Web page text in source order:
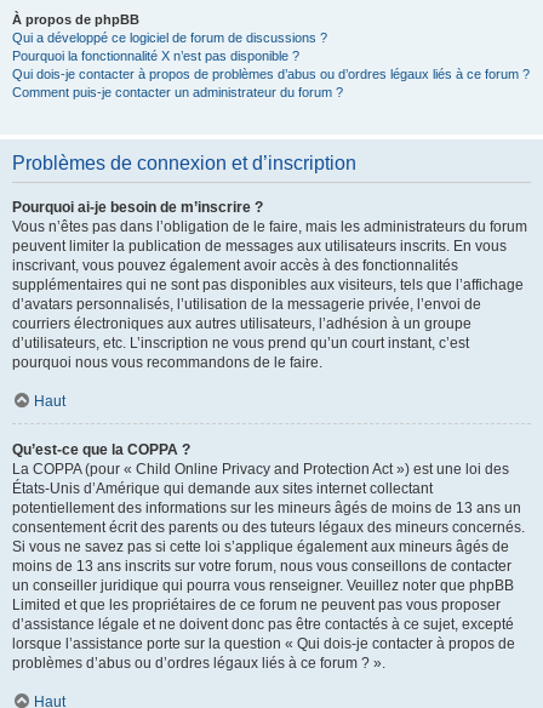
À propos de phpBB
Qui a développé ce logiciel de forum de discussions ?
Pourquoi la fonctionnalité X n’est pas disponible ?
Qui dois-je contacter à propos de problèmes d’abus ou d’ordres légaux liés à ce forum ?
Comment puis-je contacter un administrateur du forum ?
Problèmes de connexion et d’inscription
Pourquoi ai-je besoin de m’inscrire ?
Vous n’êtes pas dans l’obligation de le faire, mais les administrateurs du forum
peuvent limiter la publication de messages aux utilisateurs inscrits. En vous
inscrivant, vous pouvez également avoir accès à des fonctionnalités
supplémentaires qui ne sont pas disponibles aux visiteurs, tels que l’affichage
d’avatars personnalisés, l’utilisation de la messagerie privée, l’envoi de
courriers électroniques aux autres utilisateurs, l’adhésion à un groupe
d’utilisateurs, etc. L’inscription ne vous prend qu’un court instant, c’est
pourquoi nous vous recommandons de le faire.
Haut
Qu’est-ce que la COPPA ?
La COPPA (pour « Child Online Privacy and Protection Act ») est une loi des
États-Unis d’Amérique qui demande aux sites internet collectant
potentiellement des informations sur les mineurs âgés de moins de 13 ans un
consentement écrit des parents ou des tuteurs légaux des mineurs concernés.
Si vous ne savez pas si cette loi s’applique également aux mineurs âgés de
moins de 13 ans inscrits sur votre forum, nous vous conseillons de contacter
un conseiller juridique qui pourra vous renseigner. Veuillez noter que phpBB
Limited et que les propriétaires de ce forum ne peuvent pas vous proposer
d’assistance légale et ne doivent donc pas être contactés à ce sujet, excepté
lorsque l’assistance porte sur la question « Qui dois-je contacter à propos de
problèmes d’abus ou d’ordres légaux liés à ce forum ? ».
Haut